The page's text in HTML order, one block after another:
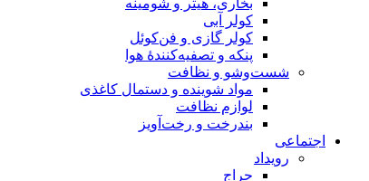
بخاری، هیتر و شومینه
کولر آبی
کولر گازی و فن‌کوئل
پنکه و تصفیه‌کنندهٔ هوا
شست‌وشو و نظافت
مواد شوینده و دستمال کاغذی
لوازم نظافت
بندرخت و رخت‌آویز
اجتماعی
رویداد
حراج